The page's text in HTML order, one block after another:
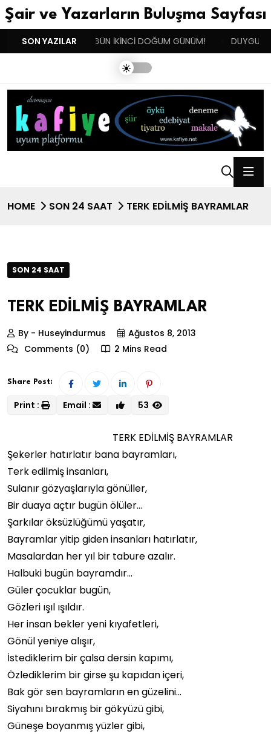
Şair ve Yazarların Buluşma Sayfası
SON YAZILAR
BENIM BUGÜN İKİNCİ DOĞUM GÜNÜM!
HOME SON 24 SAAT TERK EDİLMİŞ BAYRAMLAR
SON 24 SAAT
TERK EDİLMİŞ BAYRAMLAR
By - Huseyindurmus
Ağustos 8, 2013
Comments (0)
2 Mins Read
Share Post:
Print : Email : 53
TERK EDİLMİŞ BAYRAMLAR
Şekerler hatırlatır bana bayramları,
Terk edilmiş insanları,
Sulanır gözyaşlarıyla gönüller,
Bir duaya açtır bugün ölüler…
Şarkılar öksüzlüğümü yaşatır,
Bayramlar yitip giden insanları hatırlatır,
Masalardan her yıl bir tabure azalır.
Halbuki bugün bayramdır…
Güler çocuklar bugün,
Gözleri ışıl ışıldır.
Her insan bekler yeni kıyafetleri,
Gönül yeniye alışır,
İstediklerim bir çalsa dersin kapımı,
Özlediklerim bir girse şu kapıdan içeri,
Bak gör sen bayramların en güzelini…
Siyahını bırakmış bir gökyüzü gibi,
Güneşe boyanmış yüzler gibi,